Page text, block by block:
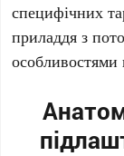
специфічних
приладдя з
особливостями